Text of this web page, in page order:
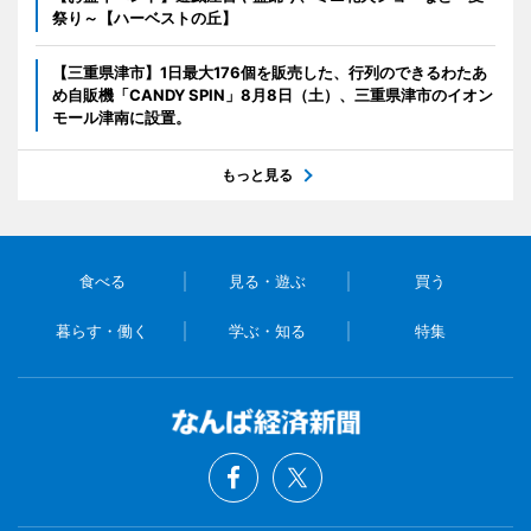
祭り～【ハーベストの丘】
【三重県津市】1日最大176個を販売した、行列のできるわたあ
め自販機「CANDY SPIN」8月8日（土）、三重県津市のイオン
モール津南に設置。
もっと見る
食べる 見る・遊ぶ 買う
暮らす・働く 学ぶ・知る 特集